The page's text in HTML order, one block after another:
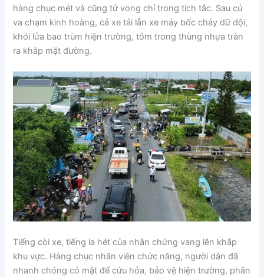
hàng chục mét và cũng tử vong chỉ trong tích tắc. Sau cú
va chạm kinh hoàng, cả xe tải lẫn xe máy bốc cháy dữ dội,
khói lửa bao trùm hiện trường, tôm trong thùng nhựa tràn
ra khắp mặt đường.
Tiếng còi xe, tiếng la hét của nhân chứng vang lên khắp
khu vực. Hàng chục nhân viên chức năng, người dân đã
nhanh chóng có mặt để cứu hỏa, bảo vệ hiện trường, phân